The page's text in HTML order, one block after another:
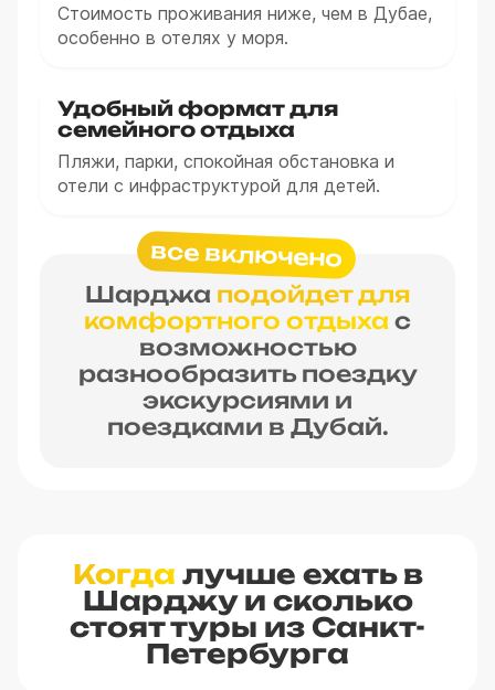
Стоимость проживания ниже, чем в Дубае,
особенно в отелях у моря.
Удобный формат для
семейного отдыха
Пляжи, парки, спокойная обстановка и
отели с инфраструктурой для детей.
все включено
Шарджа подойдет для
комфортного отдыха с
возможностью
разнообразить поездку
экскурсиями и
поездками в Дубай.
Когда лучше ехать в
Шарджу и сколько
стоят туры из Санкт-
Петербурга